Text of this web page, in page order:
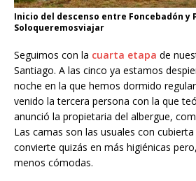
Inicio del descenso entre Foncebadón y
Soloqueremosviajar
Seguimos con la cuarta etapa de
Santiago. A las cinco ya estamos
noche en la que hemos dormido
venido la tercera persona con la que
anunció la propietaria del albergue,
Las camas son las usuales con
convierte quizás en más higiénicas
menos cómodas.